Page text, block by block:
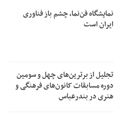
نمایشگاه فن‌نما، چشم باز فناوری
ایران است
تجلیل از بر‌ترین‌های چهل و سومین
دوره مسابقات کانون‌های فرهنگی و
هنری در بندرعباس